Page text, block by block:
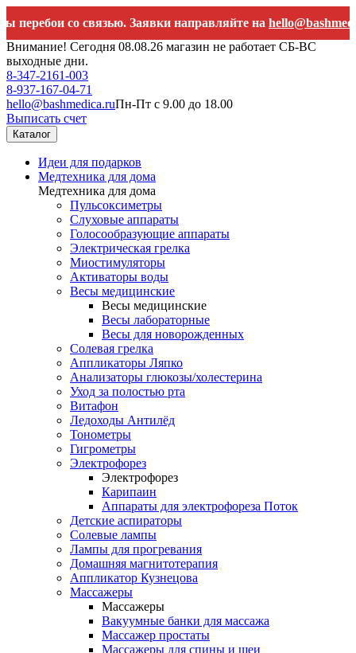
со связью. Заявки направляйте наhello@bashmedica.ru
Внимание! Сегодня 08.08.26 магазин не работает СБ-ВС
выходные дни.
8-347-2161-003
8-937-167-04-71
hello@bashmedica.ruПн-Пт с 9.00 до 18.00
Выписать счет
Каталог
Идеи для подарков
Медтехника для дома
Медтехника для дома
Пульсоксиметры
Слуховые аппараты
Голосообразующие аппараты
Электрическая грелка
Миостимуляторы
Активаторы воды
Весы медицинские
Весы медицинские
Весы лабораторные
Весы для новорожденных
Солевая грелка
Аппликаторы Ляпко
Анализаторы глюкозы/холестерина
Уход за полостью рта
Витафон
Ледоходы Антилёд
Тонометры
Гигрометры
Электрофорез
Электрофорез
Карипаин
Аппараты для электрофореза Поток
Детские аспираторы
Солевые лампы
Лампы для прогревания
Домашняя магнитотерапия
Аппликатор Кузнецова
Массажеры
Массажеры
Вакуумные банки для массажа
Массажер простаты
Массажеры для спины и шеи